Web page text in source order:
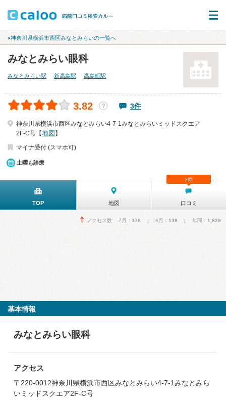
«神奈川県横浜市西区みなとみらいの一覧へ
みなとみらい眼科
みなとみらい駅 新高島駅 高島町駅
3.82 ？ 3件
神奈川県横浜市西区みなとみらい4-7-1みなとみらいミッドスクエア
2F-C号【地図 】
マイナ受付 (スマホ可)
土曜も診療
TOP 地図 口コミ
3件
アクセス数 7月： 176 | 6月： 138 | 年間： 1,829
基本情報
みなとみらい眼科
アクセス
〒220-0012神奈川県横浜市西区みなとみらい4-7-1みなとみら
いミッドスクエア2F-C号